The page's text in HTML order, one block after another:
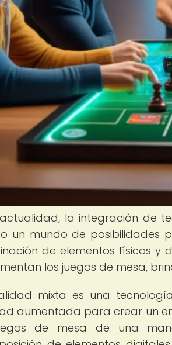
la integración de
un mundo de posibilidades
de elementos físicos y
los juegos de mesa,
mixta es una
aumentada para crear un
de mesa de una